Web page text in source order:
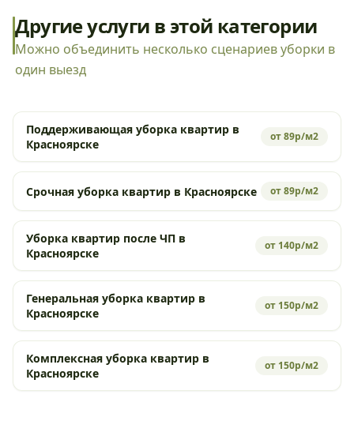
Другие услуги в этой категории
Можно объединить несколько сценариев уборки в
один выезд
Поддерживающая уборка квартир в
Красноярске
от 89р/м2
Срочная уборка квартир в Красноярске от 89р/м2
Уборка квартир после ЧП в
Красноярске
от 140р/м2
Генеральная уборка квартир в
Красноярске
от 150р/м2
Комплексная уборка квартир в
Красноярске
от 150р/м2